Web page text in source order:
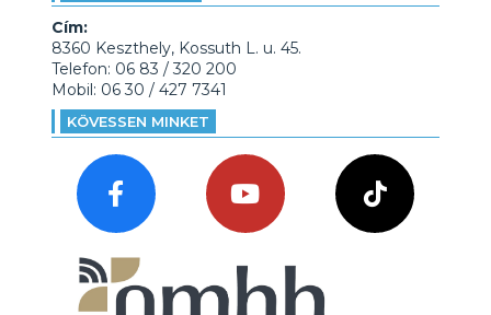
Cím:
8360 Keszthely, Kossuth L. u. 45.
Telefon: 06 83 / 320 200
Mobil: 06 30 / 427 7341
KÖVESSEN MINKET